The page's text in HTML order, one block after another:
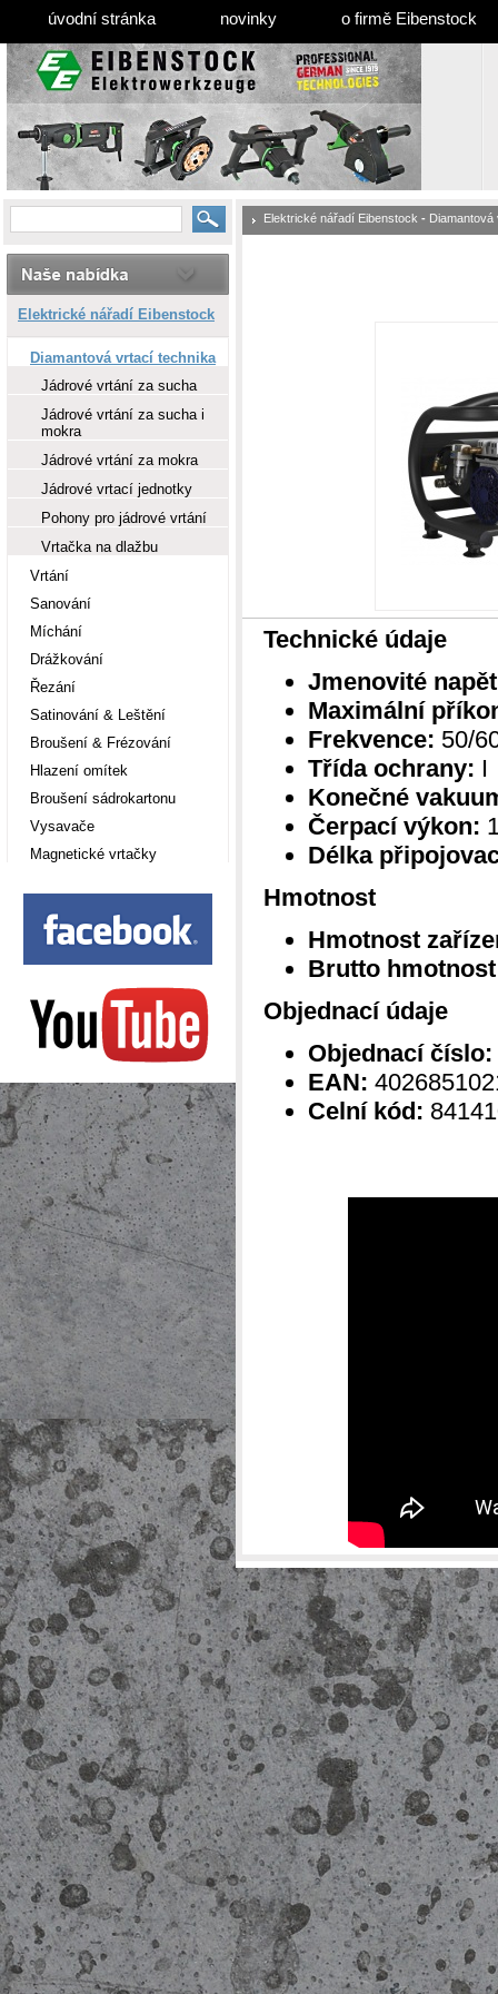
úvodní stránka novinky o firmě Eibenstock
Elektrické nářadí Eibenstock
Diamantová vrtací technika
Jádrové vrtání za sucha
Jádrové vrtání za sucha i
mokra
Jádrové vrtání za mokra
Jádrové vrtací jednotky
Pohony pro jádrové vrtání
Vrtačka na dlažbu
Vrtání
Sanování
Míchání
Drážkování
Řezání
Satinování & Leštění
Broušení & Frézování
Hlazení omítek
Broušení sádrokartonu
Vysavače
Magnetické vrtačky
Elektrické nářadí Eibenstock -
Technické údaje
Jmenovité
Maximální
Frekvence: 50/
Třída ochrany: I
Konečné
Čerpací výkon:
Délka
Hmotnost
Hmotnost
Brutto
Objednací údaje
Objednací číslo:
EAN:
Celní kód: